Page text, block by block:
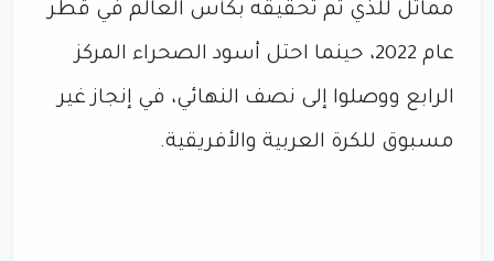
مماثل للذي تم تحقيقه بكأس العالم في قطر
عام 2022، حينما احتل أسود الصحراء المركز
الرابع ووصلوا إلى نصف النهائي، في إنجاز غير
مسبوق للكرة العربية والأفريقية.